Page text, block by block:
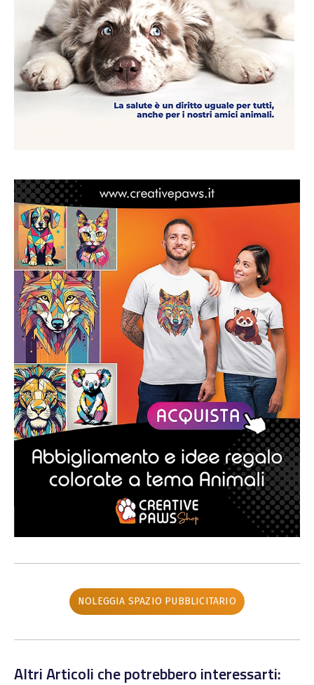
NOLEGGIA SPAZIO PUBBLICITARIO
Altri Articoli che potrebbero interessarti: